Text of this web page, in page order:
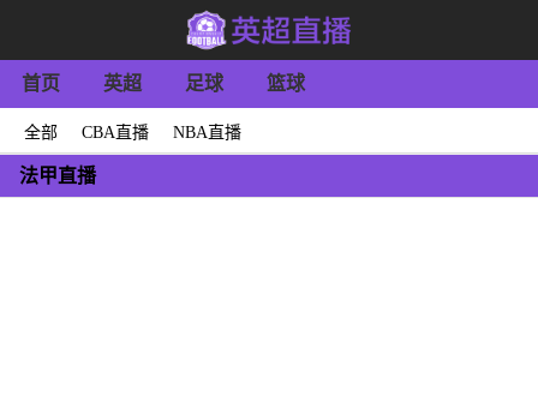
首页 英超 足球 篮球
全部 CBA直播 NBA直播
法甲直播